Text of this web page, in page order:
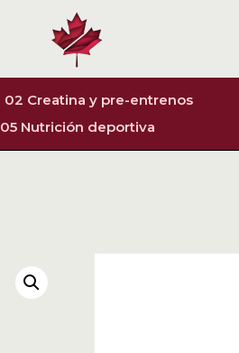
02 Creatina y pre-entrenos
05 Nutrición deportiva